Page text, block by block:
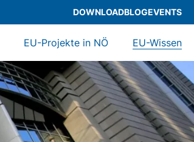
DOWNLOADBLOGEVENTS
EU-Projekte in NÖ EU-Wissen